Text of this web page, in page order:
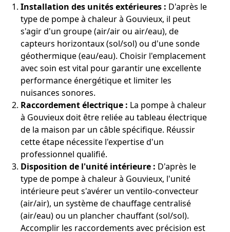
Installation des unités extérieures : D'après le
type de pompe à chaleur à Gouvieux, il peut
s'agir d'un groupe (air/air ou air/eau), de
capteurs horizontaux (sol/sol) ou d'une sonde
géothermique (eau/eau). Choisir l'emplacement
avec soin est vital pour garantir une excellente
performance énergétique et limiter les
nuisances sonores.
Raccordement électrique : La pompe à chaleur
à Gouvieux doit être reliée au tableau électrique
de la maison par un câble spécifique. Réussir
cette étape nécessite l'expertise d'un
professionnel qualifié.
Disposition de l'unité intérieure : D'après le
type de pompe à chaleur à Gouvieux, l'unité
intérieure peut s'avérer un ventilo-convecteur
(air/air), un système de chauffage centralisé
(air/eau) ou un plancher chauffant (sol/sol).
Accomplir les raccordements avec précision est